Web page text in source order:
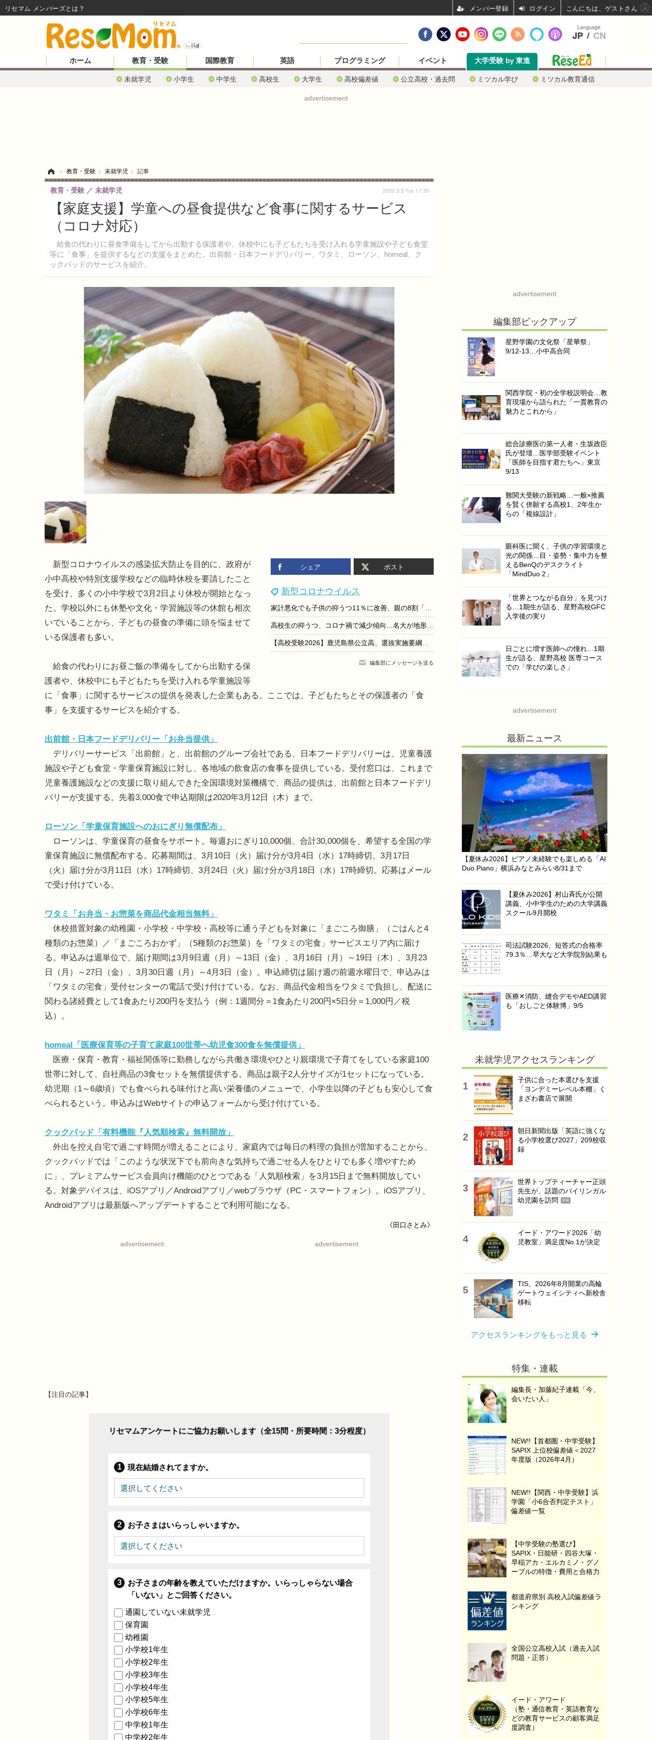
ホーム 教育・受験
未就学児 小学生 中学生 高校生 大学生 高校偏差値 公立高校・過去問 ミツカル学び ミツカル教育通信
国際教育 英語 プログラミング イベント 大学受験 by 東進
advertisement
› 教育・受験 › 未就学児 › 記事
【家庭支援】学童への昼食提供など食事に関するサービス
（コロナ対応）
給食の代わりに昼食準備をしてから出勤する保護者や、休校中にも子どもたちを受け入れる学童施設や子ども食堂
等に「食事」を提供するなどの支援をまとめた。出前館・日本フードデリバリー、ワタミ、ローソン、homeal、ク
ックパッドのサービスを紹介。
教育・受験 未就学児 2020.3.3 Tue 17:30
シェア ポスト
新型コロナウイルス
家計悪化でも子供の抑うつ11％に改善、親の8割「時間ない」
高校生の抑うつ、コロナ禍で減少傾向…名大が地形図で可視化
【高校受験2026】鹿児島県公立高、選抜実施要綱を公表
編集部にメッセージを送る
新型コロナウイルスの感染拡大防止を目的に、政府が
小中高校や特別支援学校などの臨時休校を要請したこと
を受け、多くの小中学校で3月2日より休校が開始となっ
た。学校以外にも休塾や文化・学習施設等の休館も相次
いでいることから、子どもの昼食の準備に頭を悩ませて
いる保護者も多い。
給食の代わりにお昼ご飯の準備をしてから出勤する保
護者や、休校中にも子どもたちを受け入れる学童施設等
に「食事」に関するサービスの提供を発表した企業もある。ここでは、子どもたちとその保護者の「食
事」を支援するサービスを紹介する。
出前館・日本フードデリバリー「お弁当提供」
デリバリーサービス「出前館」と、出前館のグループ会社である、日本フードデリバリーは、児童養護
施設や子ども食堂・学童保育施設に対し、各地域の飲食店の食事を提供している。受付窓口は、これまで
児童養護施設などの支援に取り組んできた全国環境対策機構で、商品の提供は、出前館と日本フードデリ
バリーが支援する。先着3,000食で申込期限は2020年3月12日（木）まで。
ローソン「学童保育施設へのおにぎり無償配布」
ローソンは、学童保育の昼食をサポート。毎週おにぎり10,000個、合計30,000個を、希望する全国の学
童保育施設に無償配布する。応募期間は、3月10日（火）届け分が3月4日（水）17時締切、3月17日
（火）届け分が3月11日（水）17時締切、3月24日（火）届け分が3月18日（水）17時締切。応募はメール
で受け付けている。
ワタミ「お弁当・お惣菜を商品代金相当無料」
休校措置対象の幼稚園・小学校・中学校・高校等に通う子どもを対象に「まごころ御膳」（ごはんと4
種類のお惣菜）／「まごころおかず」（5種類のお惣菜）を「ワタミの宅食」サービスエリア内に届け
る。申込みは週単位で、届け期間は3月9日週（月）～13日（金）、3月16日（月）～19日（木）、3月23
日（月）～27日（金）、3月30日週（月）～4月3日（金）。申込締切は届け週の前週水曜日で、申込みは
「ワタミの宅食」受付センターの電話で受け付けている。なお、商品代金相当をワタミで負担し、配送に
関わる諸経費として1食あたり200円を支払う（例：1週間分＝1食あたり200円×5日分＝1,000円／税
込）。
homeal「医療保育等の子育て家庭100世帯へ幼児食300食を無償提供」
医療・保育・教育・福祉関係等に勤務しながら共働き環境やひとり親環境で子育てをしている家庭100
世帯に対して、自社商品の3食セットを無償提供する。商品は親子2人分サイズが1セットになっている。
幼児期（1～6歳頃）でも食べられる味付けと高い栄養価のメニューで、小学生以降の子どもも安心して食
べられるという。申込みはWebサイトの申込フォームから受け付けている。
クックパッド「有料機能『人気順検索』無料開放」
外出を控え自宅で過ごす時間が増えることにより、家庭内では毎日の料理の負担が増加することから、
クックパッドでは「このような状況下でも前向きな気持ちで過ごせる人をひとりでも多く増やすため
に」、プレミアムサービス会員向け機能のひとつである「人気順検索」を3月15日まで無料開放してい
る。対象デバイスは、iOSアプリ／Androidアプリ／webブラウザ（PC・スマートフォン）。iOSアプリ、
Androidアプリは最新版へアップデートすることで利用可能になる。
《田口さとみ》
advertisement advertisement
【注目の記事】
リセマムアンケートにご協力お願いします（全15問・所要時間：3分程度）
現在結婚されてますか。
お子さまはいらっしゃいますか。
お子さまの年齢を教えていただけますか。いらっしゃらない場合
「いない」とご回答ください。
通園していない未就学児
保育園
幼稚園
小学校1年生
小学校2年生
小学校3年生
小学校4年生
小学校5年生
小学校6年生
中学校1年生
中学校2年生
advertisement
編集部ピックアップ
星野学園の文化祭「星華祭」
9/12-13…小中高合同
関西学院・初の全学校説明会…教
育現場から語られた「一貫教育の
魅力とこれから」
総合診療医の第一人者・生坂政臣
氏が登壇…医学部受験イベント
「医師を目指す君たちへ」東京
9/13
難関大受験の新戦略…一般×推薦
を賢く併願する高校1、2年生か
らの「複線設計」
眼科医に聞く、子供の学習環境と
光の関係…目・姿勢・集中力を整
えるBenQのデスクライト
「MindDuo 2」
「世界とつながる自分」を見つけ
る…1期生が語る、星野高校GFC
入学後の実り
日ごとに増す医師への憧れ…1期
生が語る、星野高校 医専コース
での「学びの楽しさ」
advertisement
最新ニュース
【夏休み2026】ピアノ未経験でも楽しめる「AI
Duo Piano」横浜みなとみらい8/31まで
【夏休み2026】村山斉氏が公開
講義、小中学生のための大学講義
スクール9月開校
司法試験2026、短答式の合格率
79.3％…早大など大学院別結果も
医療✕消防、縫合デモやAED講習
も「おしごと体験博」9/5
未就学児アクセスランキング
子供に合った本選びを支援
「ヨンデミーレベル本棚」く
まざわ書店で展開
朝日新聞出版「英語に強くな
る小学校選び2027」209校収
録
世界トップティーチャー正頭
先生が、話題のバイリンガル
幼児園を訪問
PR
イード・アワード2026「幼
児教室」満足度No.1が決定
TIS、2026年8月開業の高輪
ゲートウェイシティへ新校舎
移転
アクセスランキングをもっと見る
特集・連載
編集長・加藤紀子連載「今、
会いたい人」
NEW!!【首都圏・中学受験】
SAPIX 上位校偏差値＜2027
年度版（2026年4月）
NEW!!【関西・中学受験】浜
学園「小6合否判定テスト」
偏差値一覧
【中学受験の塾選び】
SAPIX・日能研・四谷大塚・
早稲アカ・エルカミノ・グノ
ーブルの特徴・費用と合格力
都道府県別 高校入試偏差値ラ
ンキング
全国公立高校入試（過去入試
問題・正答）
イード・アワード
（塾・通信教育・英語教育な
どの教育サービスの顧客満足
度調査）
Language
JP / CN
リセマム メンバーズ ログイン こんにちは、ゲストさん